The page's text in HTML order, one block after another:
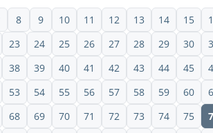
8 9 10 11 12 13 14 15
23 24 25 26 27 28 29 30
38 39 40 41 42 43 44 45
53 54 55 56 57 58 59 60
68 69 70 71 72 73 74 75